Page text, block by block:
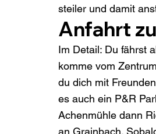
steiler und damit
Anfahrt
Im Detail: Du fährst
komme vom
du dich mit
es auch ein P&R
Achenmühle dann
an Grainbach.